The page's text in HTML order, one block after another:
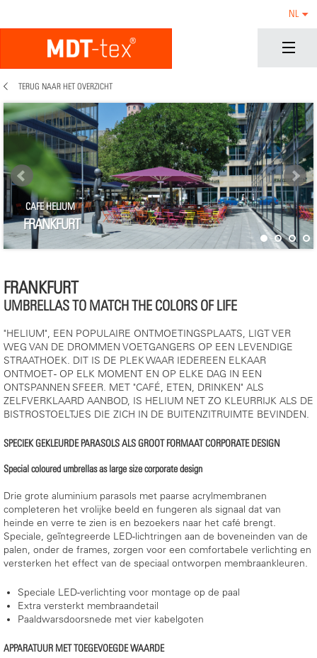
NL
TERUG NAAR HET OVERZICHT
CAFE HELIUM
FRANKFURT
FRANKFURT
UMBRELLAS TO MATCH THE COLORS OF LIFE
"HELIUM", EEN POPULAIRE ONTMOETINGSPLAATS, LIGT VER
WEG VAN DE DROMMEN VOETGANGERS OP EEN LEVENDIGE
STRAATHOEK. DIT IS DE PLEK WAAR IEDEREEN ELKAAR
ONTMOET - OP ELK MOMENT EN OP ELKE DAG IN EEN
ONTSPANNEN SFEER. MET "CAFÉ, ETEN, DRINKEN" ALS
ZELFVERKLAARD AANBOD, IS HELIUM NET ZO KLEURRIJK ALS DE
BISTROSTOELTJES DIE ZICH IN DE BUITENZITRUIMTE BEVINDEN.
SPECIEK GEKLEURDE PARASOLS ALS GROOT FORMAAT CORPORATE DESIGN
Special coloured umbrellas as large size corporate design
Drie grote aluminium parasols met paarse acrylmembranen
completeren het vrolijke beeld en fungeren als signaal dat van
heinde en verre te zien is en bezoekers naar het café brengt.
Speciale, geïntegreerde LED-lichtringen aan de boveneinden van de
palen, onder de frames, zorgen voor een comfortabele verlichting en
versterken het effect van de speciaal ontworpen membraankleuren.
Speciale LED-verlichting voor montage op de paal
Extra versterkt membraandetail
Paaldwarsdoorsnede met vier kabelgoten
APPARATUUR MET TOEGEVOEGDE WAARDE